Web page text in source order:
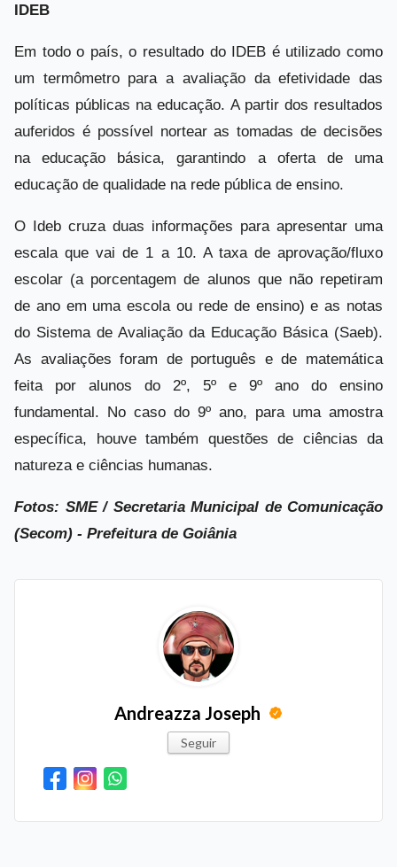
IDEB
Em todo o país, o resultado do IDEB é utilizado como
um termômetro para a avaliação da efetividade das
políticas públicas na educação. A partir dos resultados
auferidos é possível nortear as tomadas de decisões
na educação básica, garantindo a oferta de uma
educação de qualidade na rede pública de ensino.
O Ideb cruza duas informações para apresentar uma
escala que vai de 1 a 10. A taxa de aprovação/fluxo
escolar (a porcentagem de alunos que não repetiram
de ano em uma escola ou rede de ensino) e as notas
do Sistema de Avaliação da Educação Básica (Saeb).
As avaliações foram de português e de matemática
feita por alunos do 2º, 5º e 9º ano do ensino
fundamental. No caso do 9º ano, para uma amostra
específica, houve também questões de ciências da
natureza e ciências humanas.
Fotos: SME / Secretaria Municipal de Comunicação
(Secom) - Prefeitura de Goiânia
Andreazza Joseph
Seguir